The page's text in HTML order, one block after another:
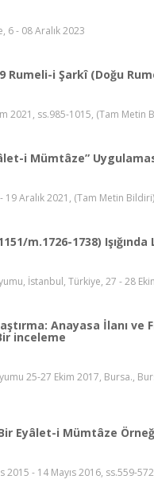
6 - 08 Aralık 2023
i Şarkî (Doğu
2021, ss.985-1015, (Tam Metin
i Mümtâze”
Aralık 2021, (Tam Metin Bildiri)
m.1726-1738)
İstanbul, Türkiye, 27 - 28
Anayasa İlanı ve
inceleme
25-27 Ekim 2017, Bursa.,
Eyâlet-i Mümtâze
- 14 Mayıs 2016, ss.559-